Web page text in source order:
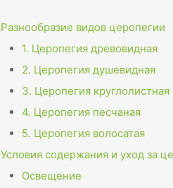
Разнообразие видов церопегии
1. Церопегия древовидная
2. Церопегия душевидная
3. Церопегия круглолистная
4. Церопегия песчаная
5. Церопегия волосатая
Условия содержания и уход за
Освещение